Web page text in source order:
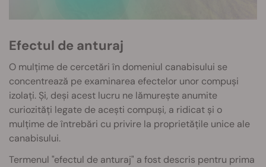
Efectul de anturaj
O mulțime de cercetări în domeniul canabisului se
concentrează pe examinarea efectelor unor compuși
izolați. Și, deși acest lucru ne lămurește anumite
curiozități legate de acești compuși, a ridicat și o
mulțime de întrebări cu privire la proprietățile unice ale
canabisului.
Termenul "efectul de anturaj" a fost descris pentru prima